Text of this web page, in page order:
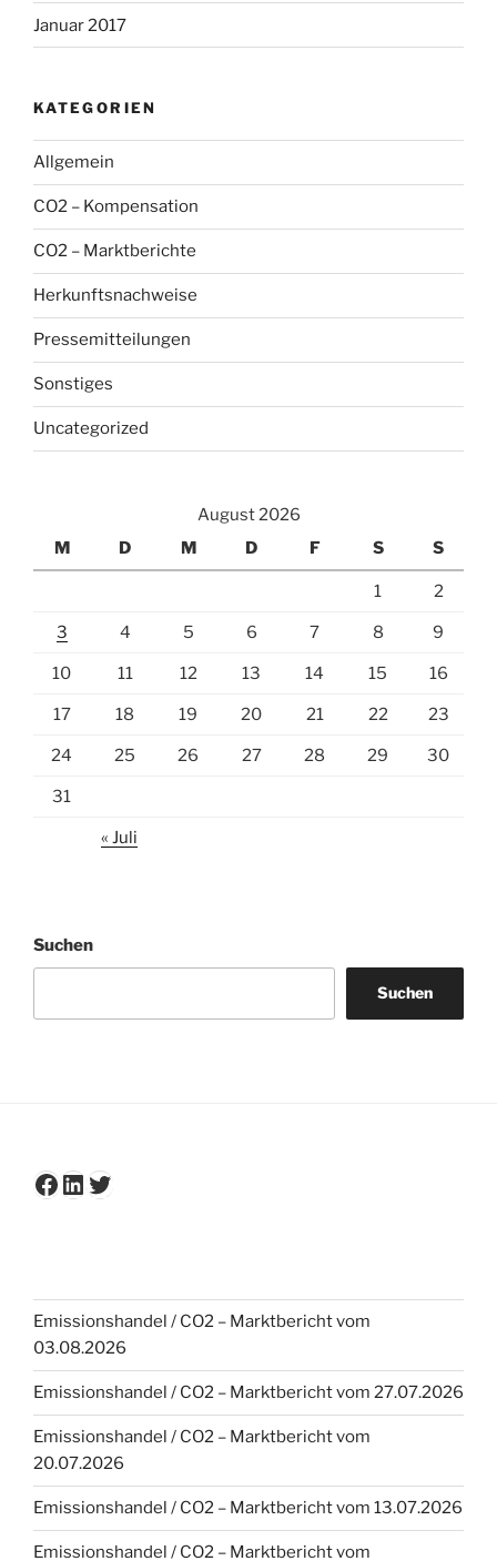
Januar 2017
KATEGORIEN
Allgemein
CO2 – Kompensation
CO2 – Marktberichte
Herkunftsnachweise
Pressemitteilungen
Sonstiges
Uncategorized
August 2026
M
D M D F S S
1 2
3 4 5 6 7 8 9
10 11 12 13 14 15 16
17 18 19 20 21 22 23
24 25 26 27 28 29 30
31
« Juli
Suchen
Suchen
Facebook
LinkedIn
Twitter
Emissionshandel / CO2 – Marktbericht vom
03.08.2026
Emissionshandel / CO2 – Marktbericht vom 27.07.2026
Emissionshandel / CO2 – Marktbericht vom
20.07.2026
Emissionshandel / CO2 – Marktbericht vom 13.07.2026
Emissionshandel / CO2 – Marktbericht vom